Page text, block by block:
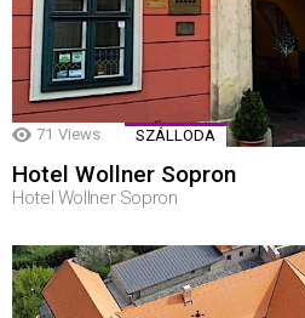
71 Views SZÁLLODA
Hotel Wollner Sopron
Hotel Wollner Sopron